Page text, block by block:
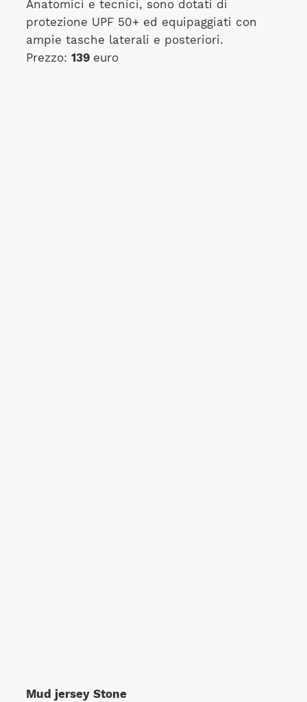
Anatomici e tecnici, sono dotati di
protezione UPF 50+ ed equipaggiati con
ampie tasche laterali e posteriori.
Prezzo: 139 euro
Mud jersey Stone